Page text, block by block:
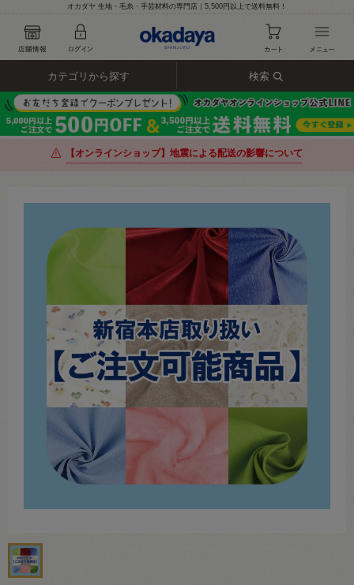
オカダヤ 生地・毛糸・手芸材料の専門店｜5,500円以上で送料無料！
カテゴリから探す 検索
【オンラインショップ】地震による配送の影響について